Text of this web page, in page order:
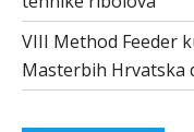
VIII Method Feeder
Masterbih Hrvatska